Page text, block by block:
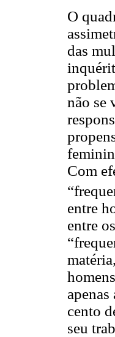
O
das
não se
Com
entre
entre
cento
seu